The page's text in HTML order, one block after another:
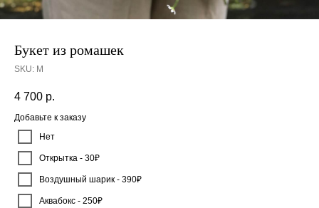
Букет из ромашек
SKU: М
4 700 р.
Добавьте к заказу
Нет
Открытка - 30₽
Воздушный шарик - 390₽
Аквабокс - 250₽